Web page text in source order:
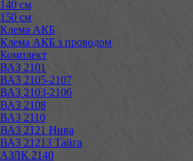
140 см
150 см
Клема АКБ
Клема АКБ з проводом
Комплект
ВАЗ 2101
ВАЗ 2105-2107
ВАЗ 2103-2106
ВАЗ 2108
ВАЗ 2110
ВАЗ 2121 Нива
ВАЗ 21213 Тайга
АЗЛК 2140